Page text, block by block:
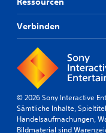
Verbinden
© 2026 Sony Interactive
Sämtliche Inhalte,
Handelsaufmachungen,
Bildmaterial sind